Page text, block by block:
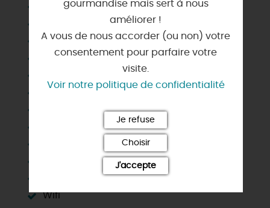
Jardin indépendant
Lave linge privatif
Lave vaisselle
Matériel enfant
Salle d'eau privée
Salle de bain privée
Wifi
gourmandise mais sert à nous
améliorer !
A vous de nous accorder (ou non) votre
consentement pour parfaire votre
visite.
Voir notre politique de confidentialité
Je refuse
Choisir
J'accepte